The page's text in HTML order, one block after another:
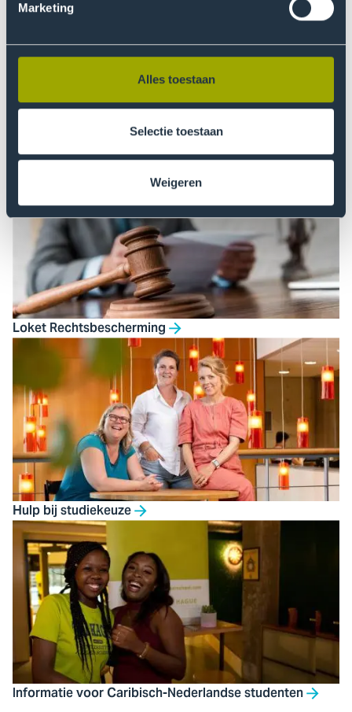
Marketing
Alles toestaan
Selectie toestaan
Weigeren
Loket Rechtsbescherming
Hulp bij studiekeuze
Informatie voor Caribisch-Nederlandse studenten